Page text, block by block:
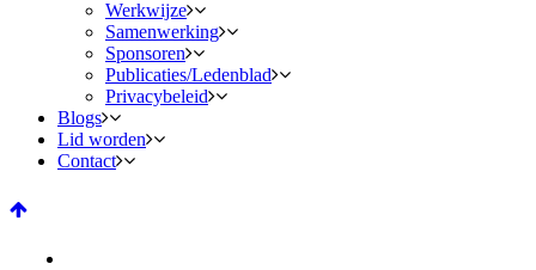
Werkwijze
Samenwerking
Sponsoren
Publicaties/Ledenblad
Privacybeleid
Blogs
Lid worden
Contact